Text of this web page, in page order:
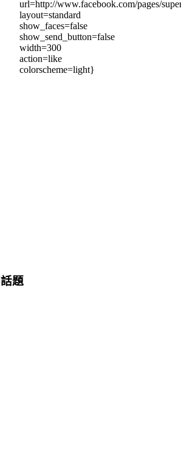
url=http://www.facebook.com/pages/
layout=standard
show_faces=false
show_send_button=false
width=300
action=like
colorscheme=light}
題